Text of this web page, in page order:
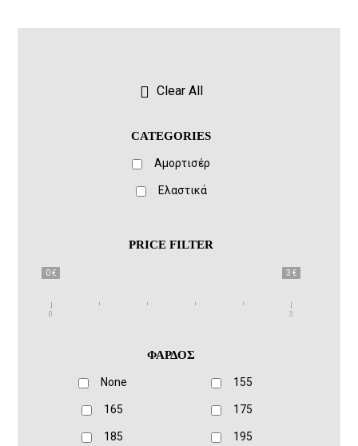
Clear All
CATEGORIES
Αμορτισέρ
Ελαστικά
PRICE FILTER
0 € 3 €
0 3
ΦΑΡΔΟΣ
None 155
165 175
185 195